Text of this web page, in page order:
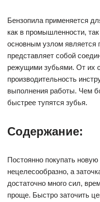
Бензопила применяется
как в промышленности,
основным узлом является
представляет собой
режущими зубьями. От их
производительность
выполнения работы. Чем
быстрее тупятся зубья.
Содержание:
Постоянно покупать
нецелесообразно, а
достаточно много сил,
проще. Быстро заточить